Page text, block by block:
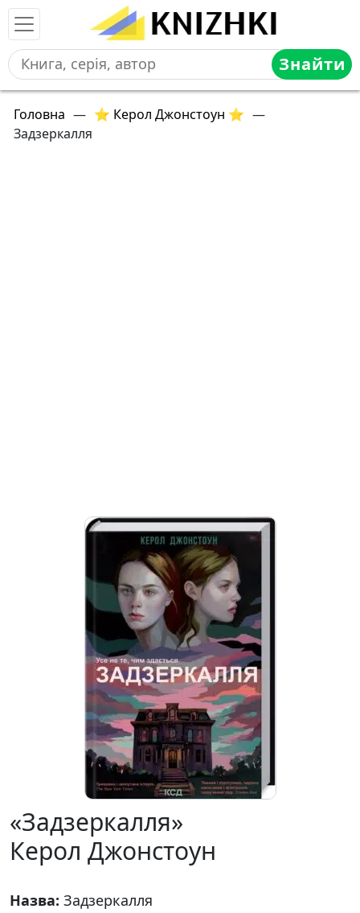
Знайти
Головна — ⭐ Керол Джонстоун ⭐ —
Задзеркалля
«Задзеркалля»
Керол Джонстоун
Назва: Задзеркалля